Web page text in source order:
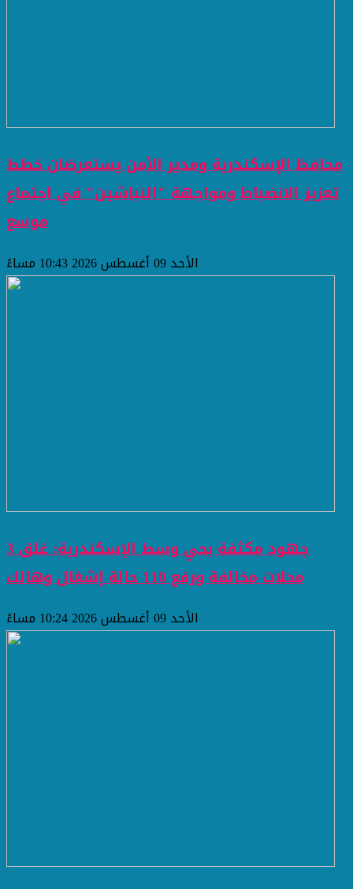
محافظ الإسكندرية ومدير الأمن يستعرضان خطط
تعزيز الانضباط ومواجهة "النباشين" في اجتماع
موسع
الأحد 09 أغسطس 2026 10:43 مساءً
جهود مكثفة بحي وسط الإسكندرية: غلق 3
محلات مخالفة ورفع 110 حالة إشغال وهالك
الأحد 09 أغسطس 2026 10:24 مساءً